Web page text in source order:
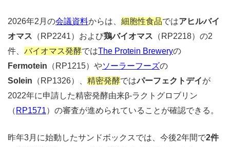
2026年2月の会議資料からは、 細胞性食品ではアヒルバイ
オマス （RP2241）および鶏バイオマス （RP2218）の2
件、 バイオマス発酵ではThe Protein Breweryの
Fermotein （RP1215） やソーラーフーズの
Solein （RP1326）、 精密発酵ではパーフェクトデイが
2022年に申請した精密発酵由来β-ラクトグロブリン
（ RP1571）の審査が進められていることが確認できる。
昨年3月に始動したサンドボックスでは、今後2年間で2件